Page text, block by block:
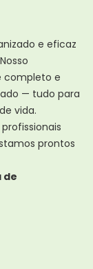
e eficaz
completo e
— tudo para
vida.
prontos
de